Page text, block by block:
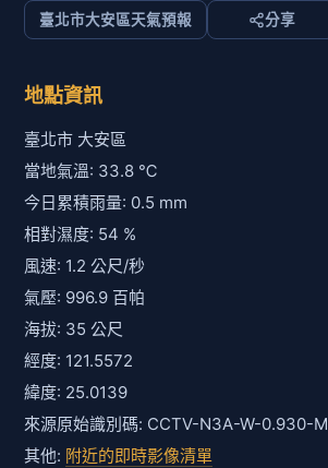
臺北市大安區天氣預報 分享
地點資訊
臺北市 大安區
當地氣溫: 33.8 ℃
今日累積雨量: 0.5 mm
相對濕度: 54 %
風速: 1.2 公尺/秒
氣壓: 996.9 百帕
海拔: 35 公尺
經度: 121.5572
緯度: 25.0139
來源原始識別碼: CCTV-N3A-W-0.930-M
其他: 附近的即時影像清單